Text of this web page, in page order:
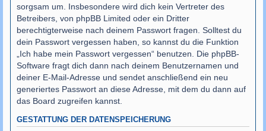
sorgsam um. Insbesondere wird dich kein Vertreter des
Betreibers, von phpBB Limited oder ein Dritter
berechtigterweise nach deinem Passwort fragen. Solltest du
dein Passwort vergessen haben, so kannst du die Funktion
„Ich habe mein Passwort vergessen“ benutzen. Die phpBB-
Software fragt dich dann nach deinem Benutzernamen und
deiner E-Mail-Adresse und sendet anschließend ein neu
generiertes Passwort an diese Adresse, mit dem du dann auf
das Board zugreifen kannst.
GESTATTUNG DER DATENSPEICHERUNG